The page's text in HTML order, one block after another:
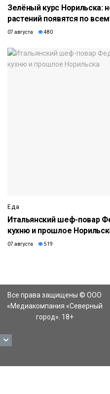
Зелёный курс Норильска:
растений появятся по
07 августа 480
Еда
Итальянский шеф-повар
кухню и прошлое
07 августа 519
Все права защищены © ООО
«Медиакомпания «Северный
город». 18+